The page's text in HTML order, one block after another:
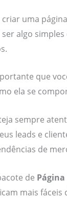
uma
algo
que
ela se
sempre
leads e
de
de Página
mais fáceis